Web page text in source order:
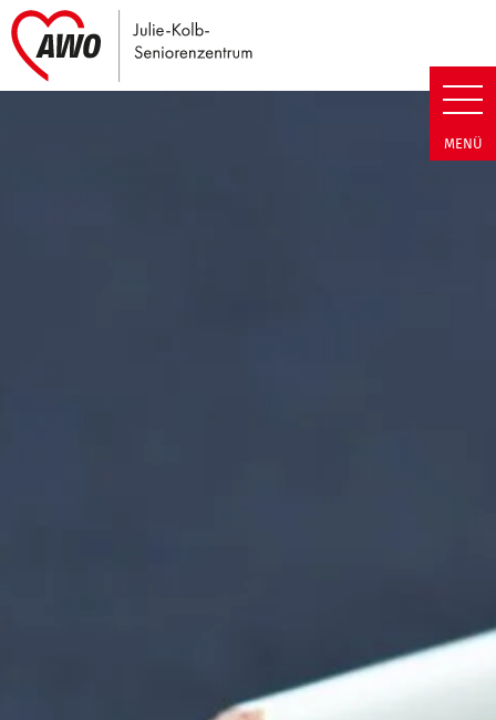
Julie-Kolb-Seniorenzentrum |
MENÜ